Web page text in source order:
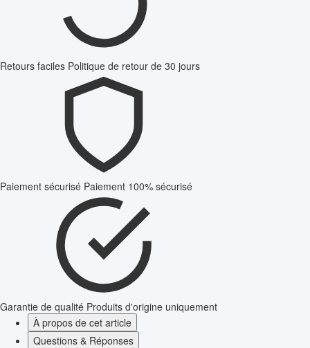
Retours faciles Politique de retour de 30 jours
Paiement sécurisé Paiement 100% sécurisé
Garantie de qualité Produits d'origine uniquement
À propos de cet article
Questions & Réponses